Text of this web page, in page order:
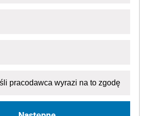
pracodawca wyrazi na to zgodę